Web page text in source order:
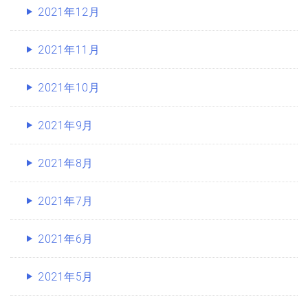
2021年12月
2021年11月
2021年10月
2021年9月
2021年8月
2021年7月
2021年6月
2021年5月